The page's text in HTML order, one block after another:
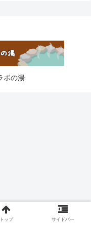
の湯.
トップ サイドバー